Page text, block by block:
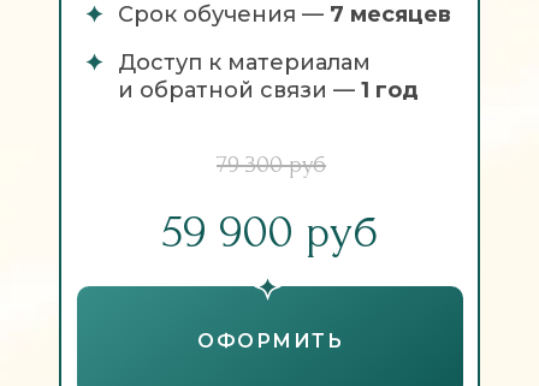
79 300 руб
59 900 руб
Срок обучения — 7 месяцев
Доступ к материалам
и обратной связи — 1 год
ОФОРМИТЬ